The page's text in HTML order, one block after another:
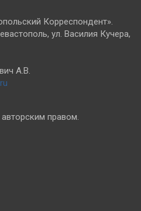
Корреспондент».
ул. Василия Кучера,
А.В.
правом.